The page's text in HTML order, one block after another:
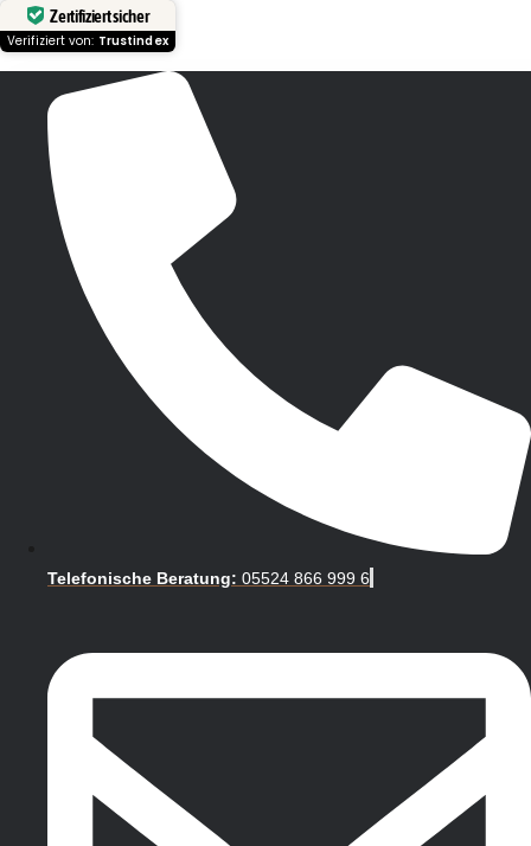
Zertifiziert sicher
Verifiziert von: Trustindex
Telefonische Beratung: 05524 866 999 6